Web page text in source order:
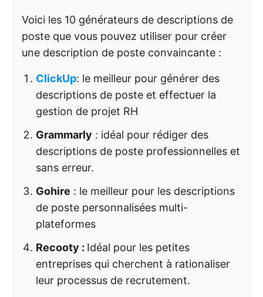
Voici les 10 générateurs de descriptions de
poste que vous pouvez utiliser pour créer
une description de poste convaincante :
ClickUp: le meilleur pour générer des
descriptions de poste et effectuer la
gestion de projet RH
Grammarly : idéal pour rédiger des
descriptions de poste professionnelles et
sans erreur.
Gohire : le meilleur pour les descriptions
de poste personnalisées multi-
plateformes
Recooty : Idéal pour les petites
entreprises qui cherchent à rationaliser
leur processus de recrutement.